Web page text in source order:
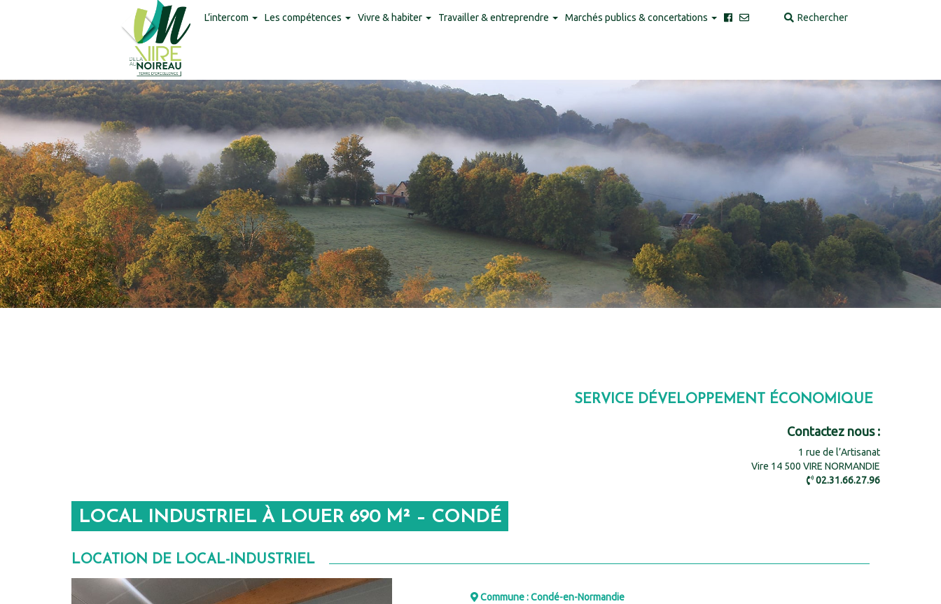
L’intercom Les compétences Vivre & habiter Travailler & entreprendre Marchés publics & concertations
SERVICE DÉVELOPPEMENT ÉCONOMIQUE
Contactez nous :
1 rue de l’Artisanat
Vire 14 500 VIRE NORMANDIE
02.31.66.27.96
LOCAL INDUSTRIEL À LOUER 690 M² – CONDÉ
LOCATION DE LOCAL-INDUSTRIEL
Commune : Condé-en-Normandie
Panneau de gestion des cookies